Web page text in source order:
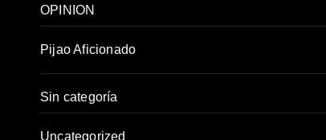
OPINION
Pijao Aficionado
Sin categoría
Uncategorized